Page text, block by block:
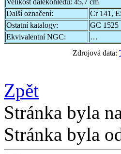
Další označení:
Cr 141,
Ostatní katalogy:
GC 1525
Ekvivalentní NGC:
…
Zdrojová data:
Zpět
Stránka byla
Stránka byla